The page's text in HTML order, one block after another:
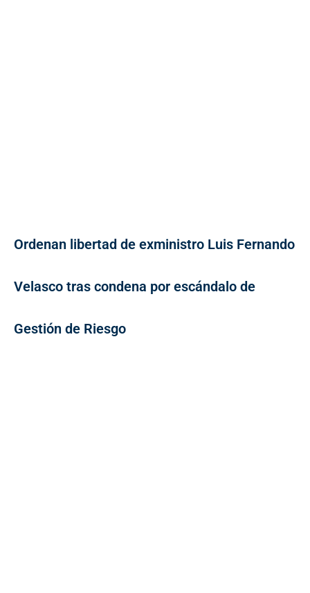
Ordenan libertad de exministro Luis Fernando
Velasco tras condena por escándalo de
Gestión de Riesgo